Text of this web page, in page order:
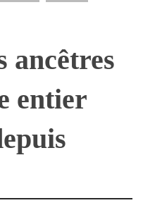
ancêtres
entier